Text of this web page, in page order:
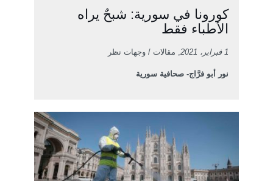
كورونا في سورية: شبحٌ يراه
الأطباء فقط
1 فبراير، 2021 , مقالات / وجهات نظر
نور أبو فرَّاج- صحافية سورية